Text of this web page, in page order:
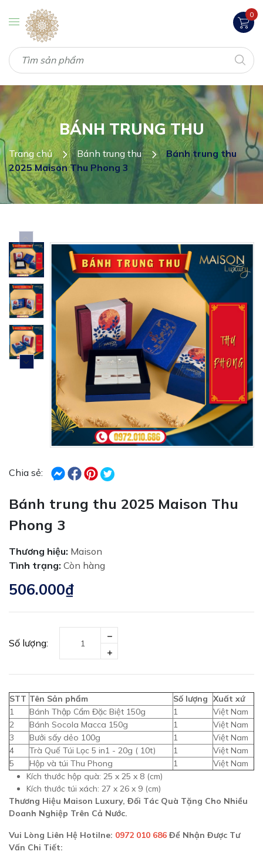
0
BÁNH TRUNG THU
Trang chủ Bánh trung thu
Bánh trung thu
2025 Maison Thu Phong 3
Chia sẻ:
Bánh trung thu 2025 Maison Thu
Phong 3
Thương hiệu: Maison
Tình trạng: Còn hàng
506.000₫
Số lượng:
STT Tên Sản phẩm Số lượng Xuất xứ
1
Bánh Thập Cẩm Đặc Biệt 150g 1
Việt Nam
2
Bánh Socola Macca 150g 1
Việt Nam
3
Bưởi sấy dẻo 100g 1
Việt Nam
4
Trà Quế Túi Lọc 5 in1 - 20g ( 10t) 1
Việt Nam
5
Hộp và túi Thu Phong 1
Việt Nam
Kích thước hộp quà: 25 x 25 x 8 (cm)
Kích thước túi xách: 27 x 26 x 9 (cm)
Thương Hiệu Maison Luxury, Đối Tác Quà Tặng Cho Nhiều
Doanh Nghiệp Trên Cả Nước.
Vui Lòng Liên Hệ Hotilne: 0972 010 686 Để Nhận Được Tư
Vấn Chi Tiết: